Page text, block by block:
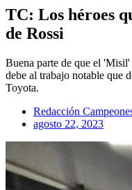
TC: Los héroes
de Rossi
Buena parte de que el
debe al trabajo notable que
Toyota.
Redacción
agosto 22, 2023